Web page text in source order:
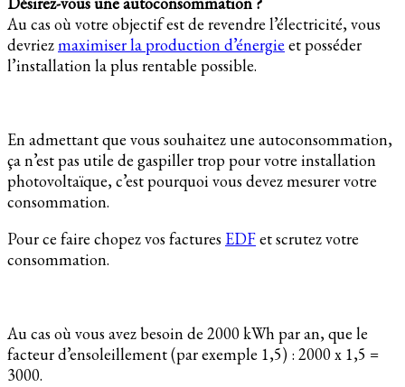
Au cas où votre objectif est de revendre l’électricité, vous
devriezmaximiser la production d’énergie et posséder
l’installation la plus rentable possible.
En admettant que vous souhaitez une autoconsommation,
ça n’est pas utile de gaspiller trop pour votre installation
photovoltaïque, c’est pourquoi vous devez mesurer votre
consommation.
Pour ce faire chopez vos factures EDFet scrutez votre
consommation.
Au cas où vous avez besoin de 2000 kWh par an, que le
facteur d’ensoleillement (par exemple 1,5) : 2000 x 1,5 =
3000.